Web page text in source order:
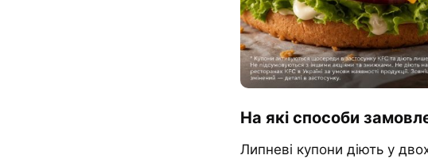
На які способи
Липневі купони діють у